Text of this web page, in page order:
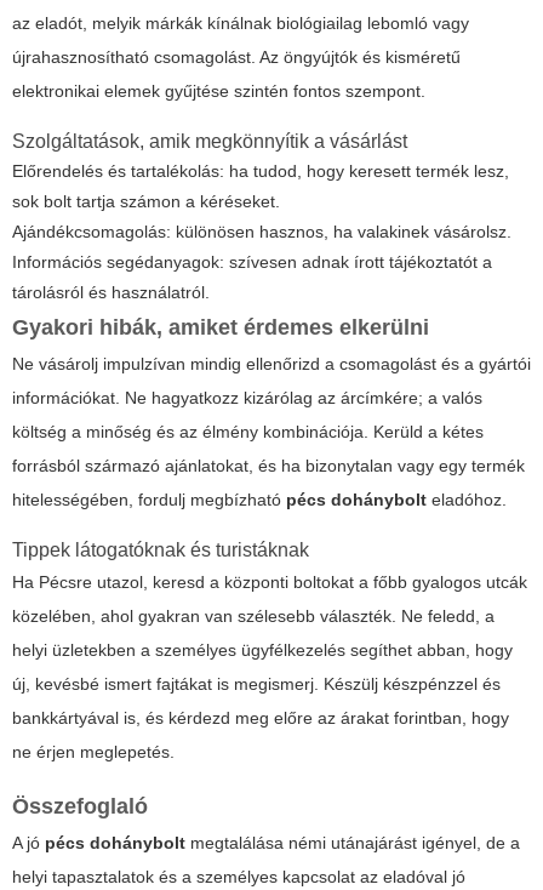
az eladót, melyik márkák kínálnak biológiailag lebomló vagy
újrahasznosítható csomagolást. Az öngyújtók és kisméretű
elektronikai elemek gyűjtése szintén fontos szempont.
Szolgáltatások, amik megkönnyítik a vásárlást
Előrendelés és tartalékolás: ha tudod, hogy keresett termék lesz,
sok bolt tartja számon a kéréseket.
Ajándékcsomagolás: különösen hasznos, ha valakinek vásárolsz.
Információs segédanyagok: szívesen adnak írott tájékoztatót a
tárolásról és használatról.
Gyakori hibák, amiket érdemes elkerülni
Ne vásárolj impulzívan mindig ellenőrizd a csomagolást és a gyártói
információkat. Ne hagyatkozz kizárólag az árcímkére; a valós
költség a minőség és az élmény kombinációja. Kerüld a kétes
forrásból származó ajánlatokat, és ha bizonytalan vagy egy termék
hitelességében, fordulj megbízható pécs dohánybolt eladóhoz.
Tippek látogatóknak és turistáknak
Ha Pécsre utazol, keresd a központi boltokat a főbb gyalogos utcák
közelében, ahol gyakran van szélesebb választék. Ne feledd, a
helyi üzletekben a személyes ügyfélkezelés segíthet abban, hogy
új, kevésbé ismert fajtákat is megismerj. Készülj készpénzzel és
bankkártyával is, és kérdezd meg előre az árakat forintban, hogy
ne érjen meglepetés.
Összefoglaló
A jó pécs dohánybolt megtalálása némi utánajárást igényel, de a
helyi tapasztalatok és a személyes kapcsolat az eladóval jó